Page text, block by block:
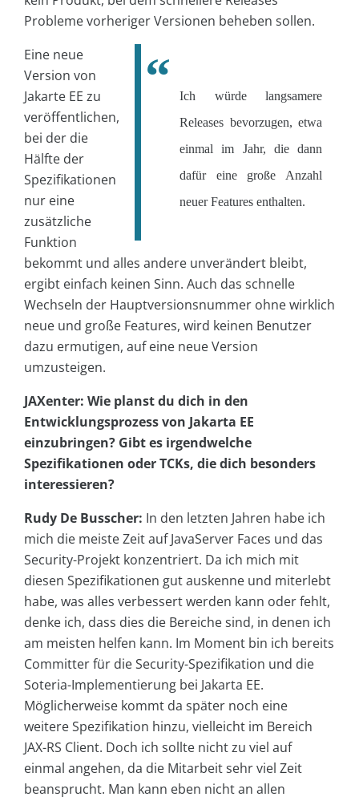
Probleme vorheriger Versionen beheben sollen.
Ich würde langsamere
Releases bevorzugen, etwa
einmal im Jahr, die dann
dafür eine große Anzahl
neuer Features enthalten.
Eine neue
Version von
Jakarte EE zu
veröffentlichen,
bei der die
Hälfte der
Spezifikationen
nur eine
zusätzliche
Funktion
bekommt und alles andere unverändert bleibt,
ergibt einfach keinen Sinn. Auch das schnelle
Wechseln der Hauptversionsnummer ohne wirklich
neue und große Features, wird keinen Benutzer
dazu ermutigen, auf eine neue Version
umzusteigen.
JAXenter: Wie planst du dich in den
Entwicklungsprozess von Jakarta EE
einzubringen? Gibt es irgendwelche
Spezifikationen oder TCKs, die dich besonders
interessieren?
Rudy De Busscher: In den letzten Jahren habe ich
mich die meiste Zeit auf JavaServer Faces und das
Security-Projekt konzentriert. Da ich mich mit
diesen Spezifikationen gut auskenne und miterlebt
habe, was alles verbessert werden kann oder fehlt,
denke ich, dass dies die Bereiche sind, in denen ich
am meisten helfen kann. Im Moment bin ich bereits
Committer für die Security-Spezifikation und die
Soteria-Implementierung bei Jakarta EE.
Möglicherweise kommt da später noch eine
weitere Spezifikation hinzu, vielleicht im Bereich
JAX-RS Client. Doch ich sollte nicht zu viel auf
einmal angehen, da die Mitarbeit sehr viel Zeit
beansprucht. Man kann eben nicht an allen